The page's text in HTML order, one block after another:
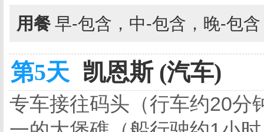
用餐 早-包含，中-包含，晚-包
第5天 凯恩斯 (汽车)
专车接往码头（行车约20分